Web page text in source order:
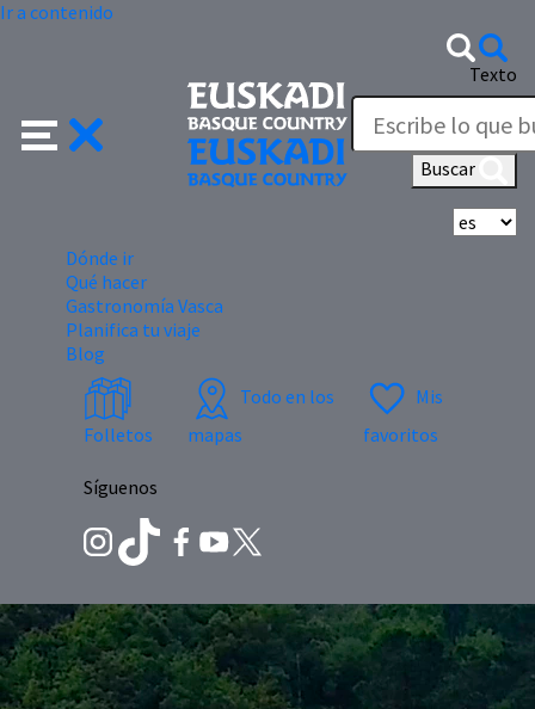
Ir a contenido
Texto
Buscar
Dónde ir
Qué hacer
Gastronomía Vasca
Planifica tu viaje
Blog
Folletos
Todo en los
mapas
Mis
favoritos
Síguenos